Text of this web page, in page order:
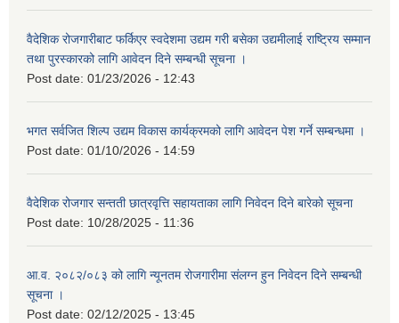
वैदेशिक रोजगारीबाट फर्किएर स्वदेशमा उद्यम गरी बसेका उद्यमीलाई राष्ट्रिय सम्मान
तथा पुरस्कारको लागि आवेदन दिने सम्बन्धी सूचना ।
Post date: 01/23/2026 - 12:43
भगत सर्वजित शिल्प उद्यम विकास कार्यक्रमको लागि आवेदन पेश गर्ने सम्बन्धमा ।
Post date: 01/10/2026 - 14:59
वैदेशिक रोजगार सन्तती छात्रवृत्ति सहायताका लागि निवेदन दिने बारेको सूचना
Post date: 10/28/2025 - 11:36
आ.व. २०८२/०८३ को लागि न्यूनतम रोजगारीमा संलग्न हुन निवेदन दिने सम्बन्धी
सूचना ।
Post date: 02/12/2025 - 13:45